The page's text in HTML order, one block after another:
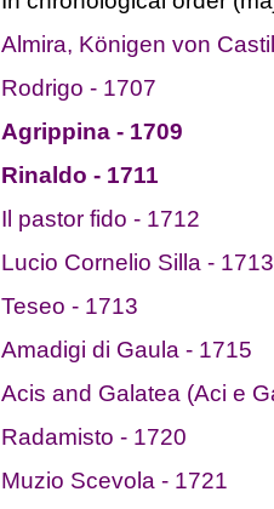
Almira, Königen von
Rodrigo - 1707
Agrippina - 1709
Rinaldo - 1711
Il pastor fido - 1712
Lucio Cornelio Silla - 1713
Teseo - 1713
Amadigi di Gaula - 1715
Acis and Galatea (Aci e
Radamisto - 1720
Muzio Scevola - 1721